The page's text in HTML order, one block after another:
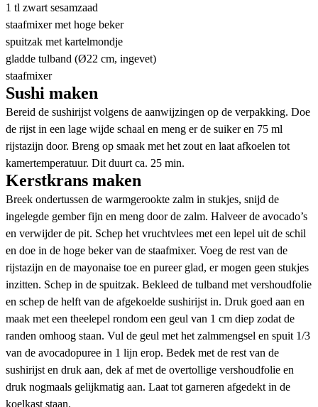
1 tl zwart sesamzaad
staafmixer met hoge beker
spuitzak met kartelmondje
gladde tulband (Ø22 cm, ingevet)
staafmixer
Sushi maken
Bereid de sushirijst volgens de aanwijzingen op de verpakking. Doe
de rijst in een lage wijde schaal en meng er de suiker en 75 ml
rijstazijn door. Breng op smaak met het zout en laat afkoelen tot
kamertemperatuur. Dit duurt ca. 25 min.
Kerstkrans maken
Breek ondertussen de warmgerookte zalm in stukjes, snijd de
ingelegde gember fijn en meng door de zalm. Halveer de avocado’s
en verwijder de pit. Schep het vruchtvlees met een lepel uit de schil
en doe in de hoge beker van de staafmixer. Voeg de rest van de
rijstazijn en de mayonaise toe en pureer glad, er mogen geen stukjes
inzitten. Schep in de spuitzak. Bekleed de tulband met vershoudfolie
en schep de helft van de afgekoelde sushirijst in. Druk goed aan en
maak met een theelepel rondom een geul van 1 cm diep zodat de
randen omhoog staan. Vul de geul met het zalmmengsel en spuit 1/3
van de avocadopuree in 1 lijn erop. Bedek met de rest van de
sushirijst en druk aan, dek af met de overtollige vershoudfolie en
druk nogmaals gelijkmatig aan. Laat tot garneren afgedekt in de
koelkast staan.